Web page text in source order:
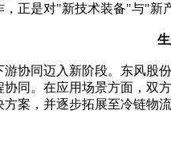
正是对"新技术装备"与"新
游协同迈入新阶段。东风
同。在应用场景方面，
案，并逐步拓展至冷链物